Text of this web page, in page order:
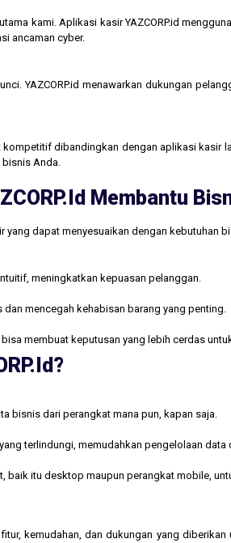
kami. Aplikasi kasir YAZCORP.id
ancaman cyber.
YAZCORP.id menawarkan dukungan
kompetitif dibandingkan dengan aplikasi
bisnis Anda.
Membantu
yang dapat menyesuaikan dengan
meningkatkan kepuasan pelanggan.
mencegah kehabisan barang yang penting.
membuat keputusan yang lebih cerdas
bisnis dari perangkat mana pun, kapan saja.
terlindungi, memudahkan pengelolaan data
itu desktop maupun perangkat mobile,
kemudahan, dan dukungan yang